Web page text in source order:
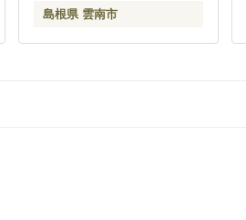
島根県 雲南市